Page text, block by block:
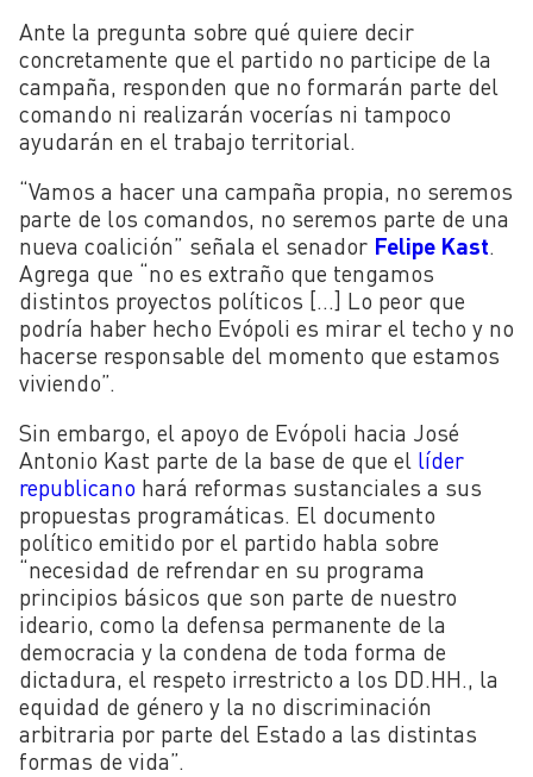
Ante la pregunta sobre qué quiere decir
concretamente que el partido no participe de la
campaña, responden que no formarán parte del
comando ni realizarán vocerías ni tampoco
ayudarán en el trabajo territorial.
“Vamos a hacer una campaña propia, no seremos
parte de los comandos, no seremos parte de una
nueva coalición” señala el senador Felipe Kast.
Agrega que “no es extraño que tengamos
distintos proyectos políticos […] Lo peor que
podría haber hecho Evópoli es mirar el techo y no
hacerse responsable del momento que estamos
viviendo”.
Sin embargo, el apoyo de Evópoli hacia José
Antonio Kast parte de la base de que el líder
republicano hará reformas sustanciales a sus
propuestas programáticas. El documento
político emitido por el partido habla sobre
“necesidad de refrendar en su programa
principios básicos que son parte de nuestro
ideario, como la defensa permanente de la
democracia y la condena de toda forma de
dictadura, el respeto irrestricto a los DD.HH., la
equidad de género y la no discriminación
arbitraria por parte del Estado a las distintas
formas de vida”.